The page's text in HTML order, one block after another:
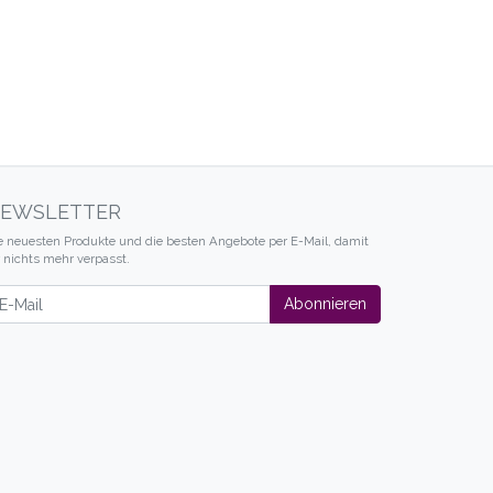
neuesten Produkte und die besten Angebote per E-Mail, damit
nichts mehr verpasst.
Abonnieren